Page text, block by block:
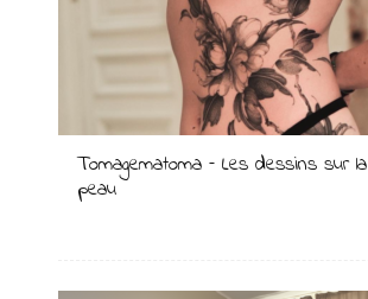
Tomagematoma – Les dessins sur la
peau